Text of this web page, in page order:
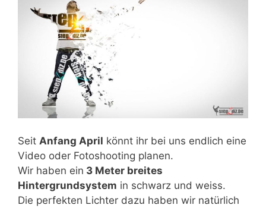
Seit Anfang April könnt ihr bei uns endlich eine
Video oder Fotoshooting planen.
Wir haben ein 3 Meter breites
Hintergrundsystem in schwarz und weiss.
Die perfekten Lichter dazu haben wir natürlich